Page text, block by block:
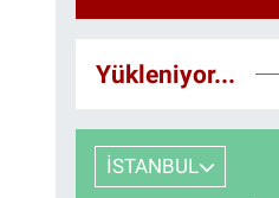
Yükleniyor...
İSTANBUL